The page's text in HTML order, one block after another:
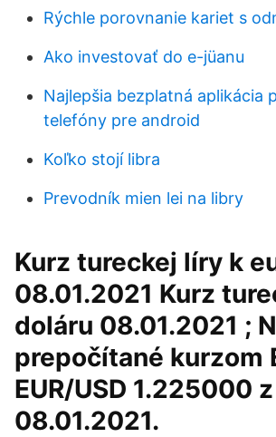
Rýchle porovnanie kariet s
Ako investovať do e-jüanu
Najlepšia bezplatná aplikácia
telefóny pre android
Koľko stojí libra
Prevodník mien lei na libry
Kurz tureckej líry k
08.01.2021 Kurz
doláru 08.01.2021 ;
prepočítané kurzom
EUR/USD 1.225000 z
08.01.2021.